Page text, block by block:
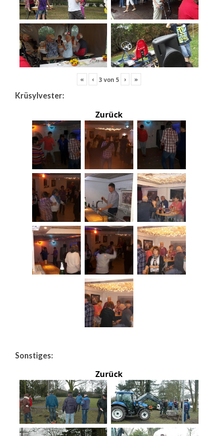
« ‹ 3von 5 › »
Krüsylvester:
Zurück
Sonstiges:
Zurück